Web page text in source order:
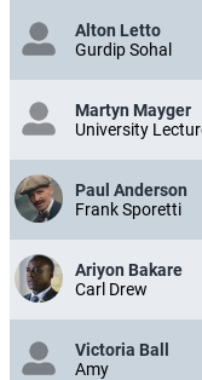
Alton Letto
Gurdip Sohal
Martyn Mayger
University
Paul Anderson
Frank Sporetti
Ariyon Bakare
Carl Drew
Victoria Ball
Amy